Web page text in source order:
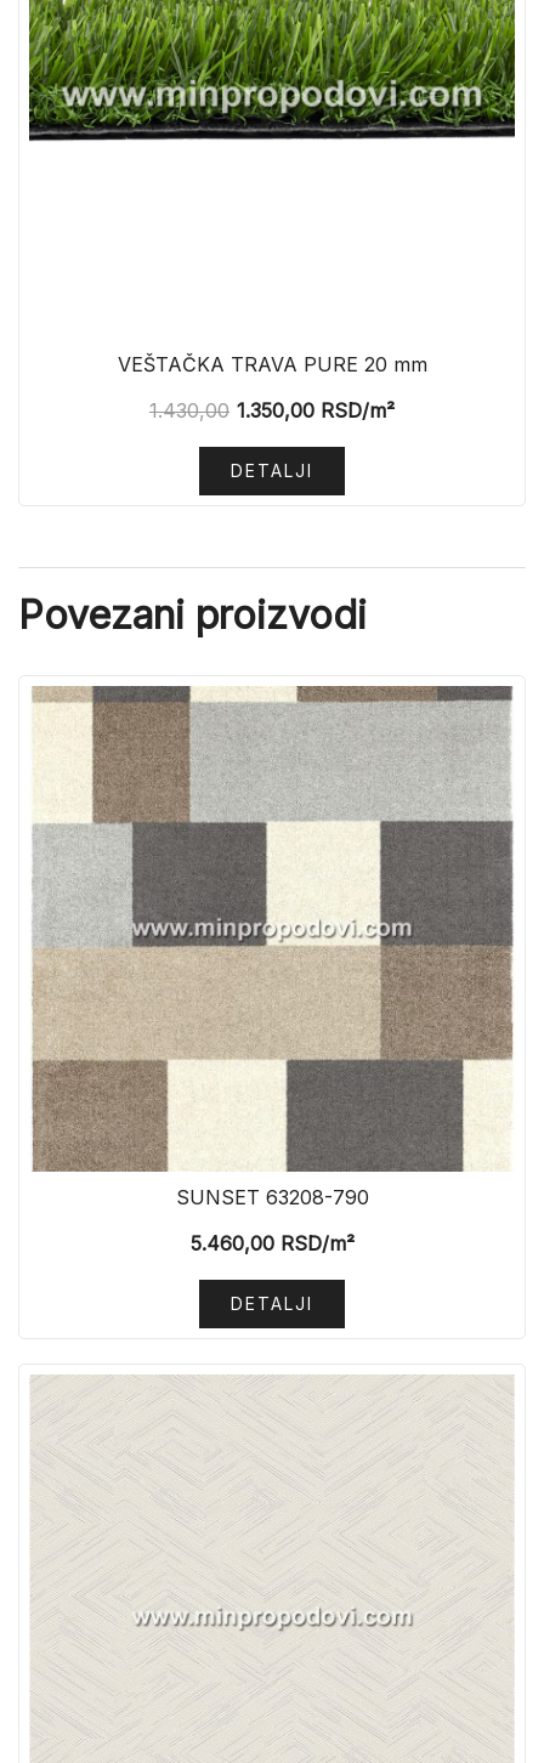
VEŠTAČKA TRAVA PURE 20 mm
1.430,00 1.350,00 RSD/m²
DETALJI
Povezani proizvodi
SUNSET 63208-790
5.460,00RSD/m²
DETALJI